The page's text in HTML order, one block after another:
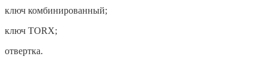
ключ комбинированный;
ключ TORX;
отвертка.